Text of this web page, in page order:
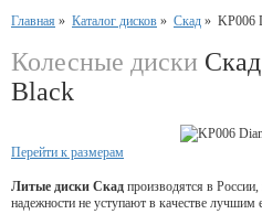
Главная » Каталог дисков » Скад » KP006
Колесные диски
Black
Перейти к размерам
Литые диски Скад производятся в
надежности не уступают в качестве лучшим